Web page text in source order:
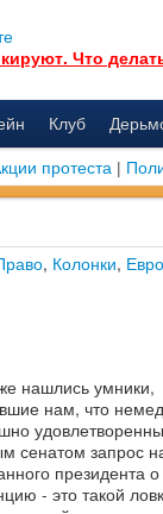
Что
Клуб
протеста |
, Колонки,
нашлись умники,
нам, что
сенатом запрос
президента
- это такой